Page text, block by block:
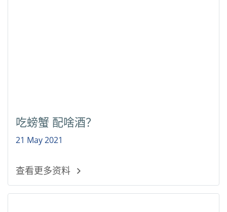
吃螃蟹 配啥酒？
21 May 2021
查看更多资料